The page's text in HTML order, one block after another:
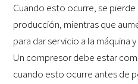
Cuando esto ocurre, se
producción, mientras que
para dar servicio a la máquina
Un compresor debe estar
cuando esto ocurre antes de